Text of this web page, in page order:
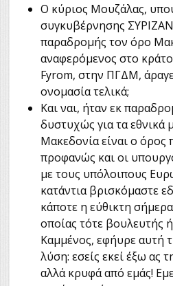
Ο κύριος Μουζάλας,
συγκυβέρνησης
παραδρομής τον όρο
αναφερόμενος στο
Fyrom, στην ΠΓΔΜ, άραγε
ονομασία τελικά;
Και ναι, ήταν εκ
δυστυχώς για τα εθνικά
Μακεδονία είναι ο
προφανώς και οι
με τους υπόλοιπους
κατάντια βρισκόμαστε
κάποτε η εύθικτη
οποίας τότε βουλευτής
Καμμένος, εφήυρε αυτή
λύση: εσείς εκεί έξω ας
αλλά κρυφά από εμάς!